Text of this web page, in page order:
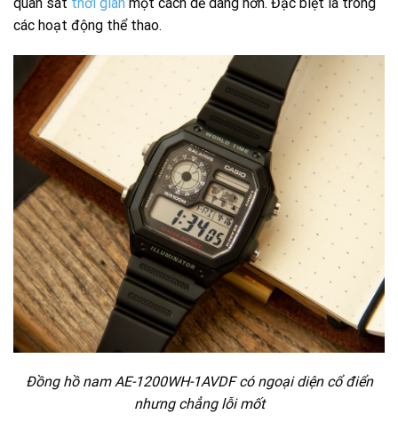
quan sát thời gian một cách dễ dàng hơn. Đặc biệt là trong
các hoạt động thể thao.
Đồng hồ nam AE-1200WH-1AVDF có ngoại diện cổ điển
nhưng chẳng lỗi mốt